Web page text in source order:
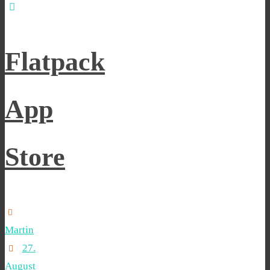
Flatpack
App
Store
Martin
27.
August